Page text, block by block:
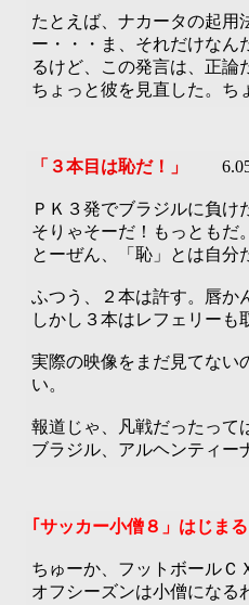
たとえば、ナカータの起用
ー・・・ま、それだけなん
るけど、この発言は、正論
ちょっと彼を見直した。ち
「３本目は恥だ！」
ＰＫ３発でブラジルに負
そりゃそーだ！もっともだ
とーぜん、「恥」とは自分
ふつう、２本は許す。唇か
しかし３本はレフェリーも
実際の映像をまだ見てない
い。
報道じゃ、凡戦だったって
ブラジル、アルヘンティー
｢サッカー小僧８」はじまる
ちゅーか、フットボールＣ
オフシーズンは小僧になる